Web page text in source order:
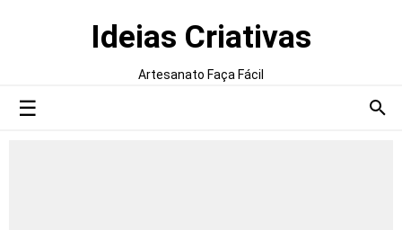
Ideias Criativas
Artesanato Faça Fácil